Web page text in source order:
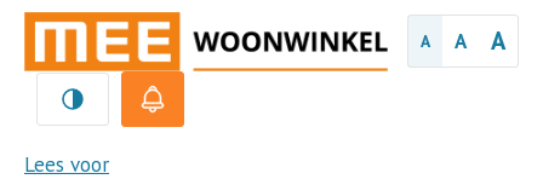
A A A
Lees voor
MEE